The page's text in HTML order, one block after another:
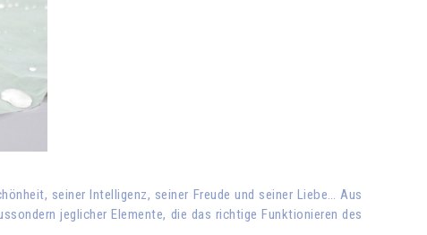
seiner Intelligenz, seiner Freude und seiner Liebe… Aus
jeglicher Elemente, die das richtige Funktionieren des